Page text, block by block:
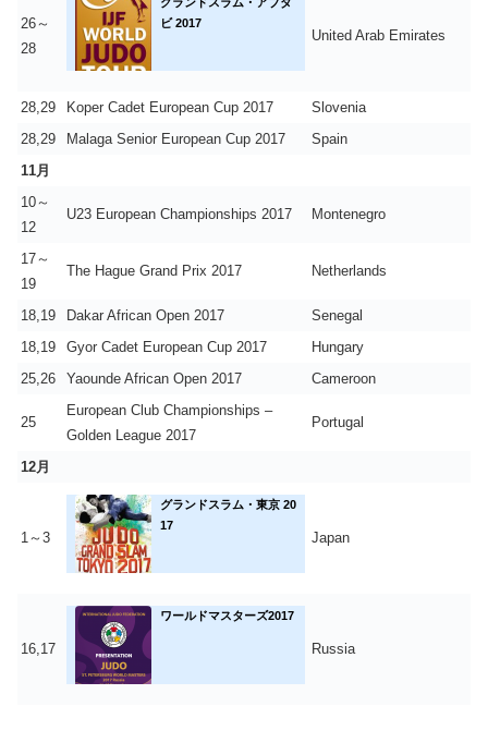
26～
28
ビ 2017
United Arab Emirates
28,29 Koper Cadet European Cup 2017
Slovenia
28,29
Malaga Senior European Cup 2017
Spain
11月
10～
12
U23 European Championships 2017 Montenegro
17～
19
The Hague Grand Prix 2017 Netherlands
18,19 Dakar African Open 2017
Senegal
18,19
Gyor Cadet European Cup 2017
Hungary
25,26
Yaounde African Open 2017 Cameroon
25
European Club Championships –
Golden League 2017
Portugal
12月
1～3
グランドスラム・東京 20
17
Japan
16,17
ワールドマスターズ2017
Russia